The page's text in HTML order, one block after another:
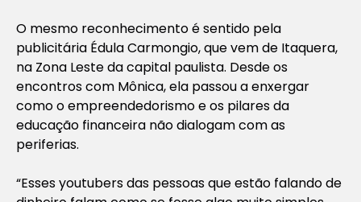
O mesmo reconhecimento é sentido pela
publicitária Édula Carmongio, que vem de Itaquera,
na Zona Leste da capital paulista. Desde os
encontros com Mônica, ela passou a enxergar
como o empreendedorismo e os pilares da
educação financeira não dialogam com as
periferias.
“Esses youtubers das pessoas que estão falando de